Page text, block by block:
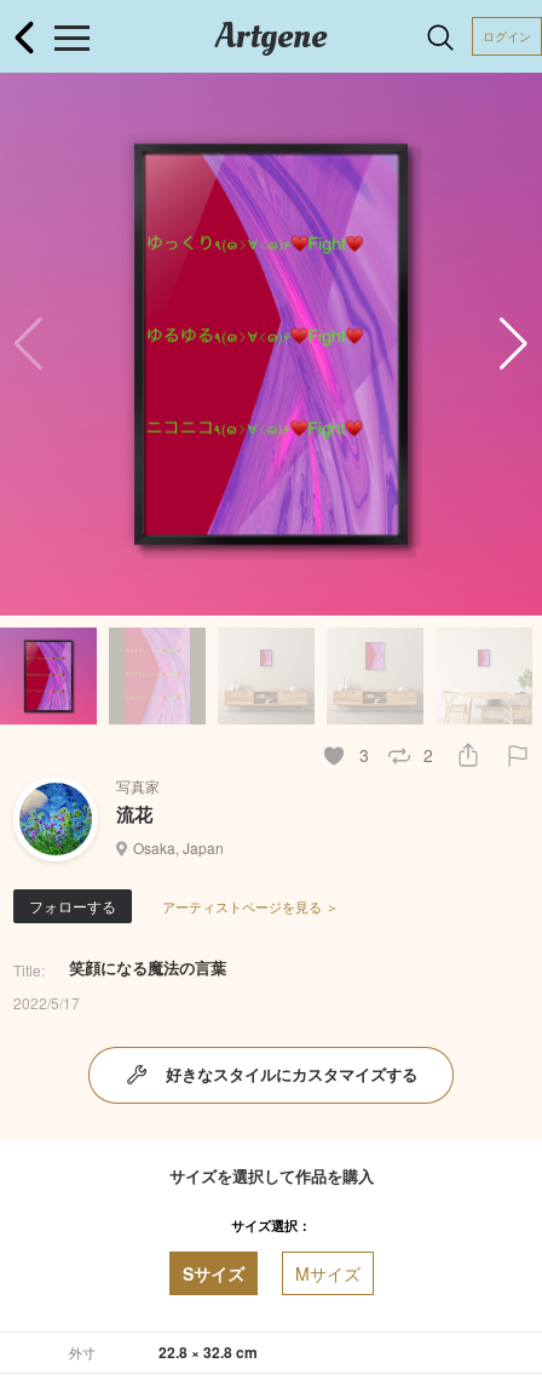
Artgene ログイン
3 2
写真家
流花
Osaka, Japan
フォローする アーティストページを見る ＞
Title: 笑顔になる魔法の言葉
2022/5/17
好きなスタイルにカスタマイズする
サイズを選択して作品を購入
サイズ選択：
Sサイズ Mサイズ
外寸 22.8 × 32.8 cm